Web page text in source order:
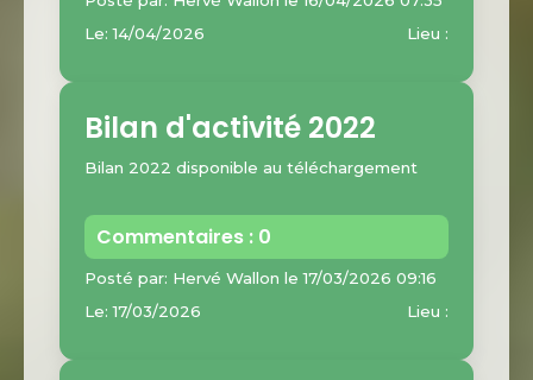
Le: 14/04/2026
Lieu :
Bilan d'activité 2022
Bilan 2022 disponible au téléchargement
Commentaires : 0
Posté par: Hervé Wallon le 17/03/2026 09:16
Le: 17/03/2026
Lieu :